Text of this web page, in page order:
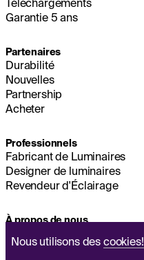
Nous utilisons des cookies!
Téléchargements
Garantie 5 ans
Partenaires
Durabilité
Nouvelles
Partnership
Acheter
Professionnels
Fabricant de Luminaires
Designer de luminaires
Revendeur d'Éclairage
À propos de nous
Siège Social